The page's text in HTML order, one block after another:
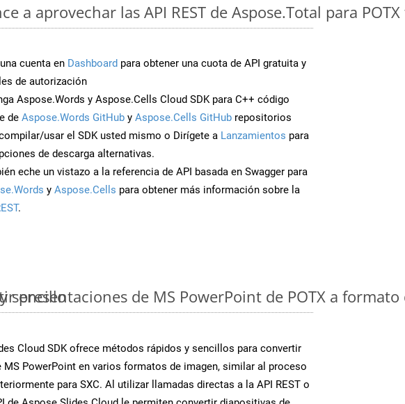
a aprovechar las API REST de Aspose.Total para POTX
cuenta en Dashboard para obtener una cuota de API gratuita y
de autorización
Aspose.Words y Aspose.Cells Cloud SDK para C++ código
de Aspose.Words GitHub y Aspose.Cells GitHub repositorios
usar el SDK usted mismo o Dirígete a Lanzamientos para
de descarga alternativas.
eche un vistazo a la referencia de API basada en Swagger para
y Aspose.Cells para obtener más información sobre la
.
sencillo
presentaciones de MS PowerPoint de POTX a
Cloud SDK ofrece métodos rápidos y sencillos para convertir
MS PowerPoint en varios formatos de imagen, similar al proceso
para SXC. Al utilizar llamadas directas a la API REST o